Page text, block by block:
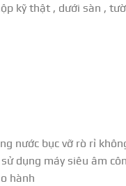
kỹ thật , dưới sàn ,
nước bục vỡ rò rỉ
dụng máy siêu âm
hành